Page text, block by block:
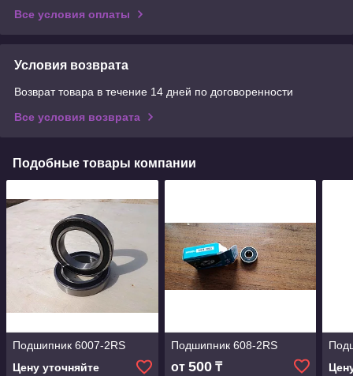
Все условия оплаты
Условия возврата
Возврат товара в течение 14 дней по договоренности
Все условия возврата
Подобные товары компании
Подшипник 6007-2RS
Цену уточняйте
Подшипник 608-2RS
от 500₸